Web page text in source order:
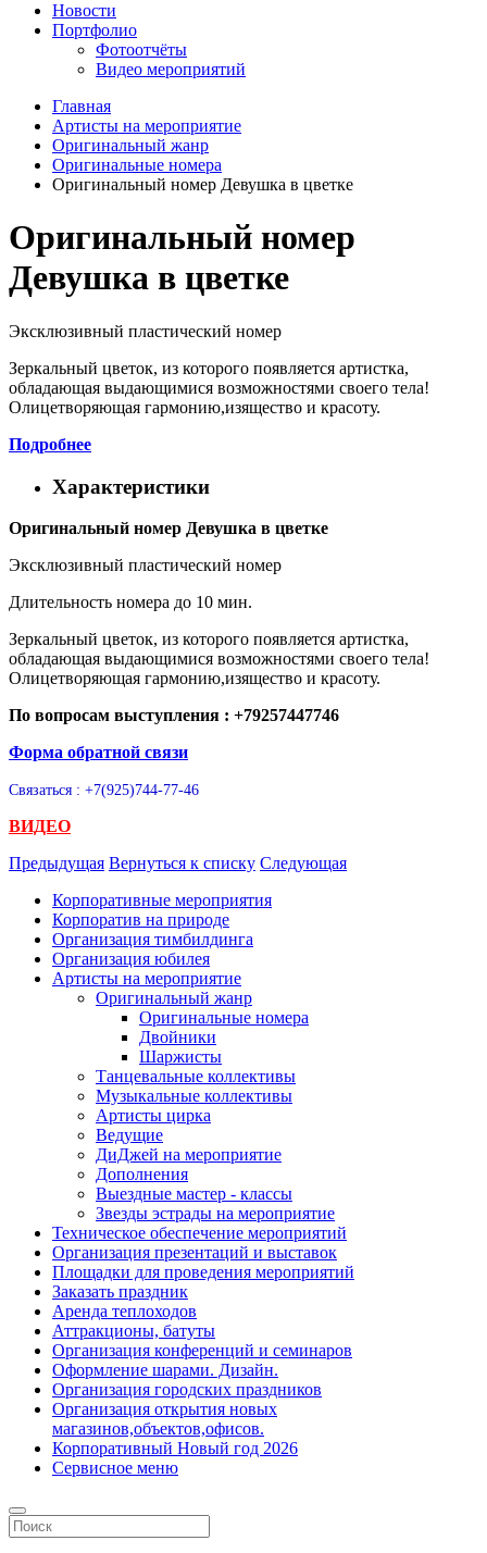
Новости
Портфолио
Фотоотчёты
Видео мероприятий
Главная
Артисты на мероприятие
Оригинальный жанр
Оригинальные номера
Оригинальный номер Девушка в цветке
Оригинальный номер
Девушка в цветке
Эксклюзивный пластический номер
Зеркальный цветок, из которого появляется артистка,
обладающая выдающимися возможностями своего тела!
Олицетворяющая гармонию,изящество и красоту.
Подробнее
Характеристики
Оригинальный номер Девушка в цветке
Эксклюзивный пластический номер
Длительность номера до 10 мин.
Зеркальный цветок, из которого появляется артистка,
обладающая выдающимися возможностями своего тела!
Олицетворяющая гармонию,изящество и красоту.
По вопросам выступления : +79257447746
Форма обратной связи
Связаться : +7(925)744-77-46
ВИДЕО
Предыдущая Вернуться к списку Следующая
Корпоративные мероприятия
Корпоратив на природе
Организация тимбилдинга
Организация юбилея
Артисты на мероприятие
Оригинальный жанр
Оригинальные номера
Двойники
Шаржисты
Танцевальные коллективы
Музыкальные коллективы
Артисты цирка
Ведущие
ДиДжей на мероприятие
Дополнения
Выездные мастер - классы
Звезды эстрады на мероприятие
Техническое обеспечение мероприятий
Организация презентаций и выставок
Площадки для проведения мероприятий
Заказать праздник
Аренда теплоходов
Аттракционы, батуты
Организация конференций и семинаров
Оформление шарами. Дизайн.
Организация городских праздников
Организация открытия новых
магазинов,объектов,офисов.
Корпоративный Новый год 2026
Сервисное меню